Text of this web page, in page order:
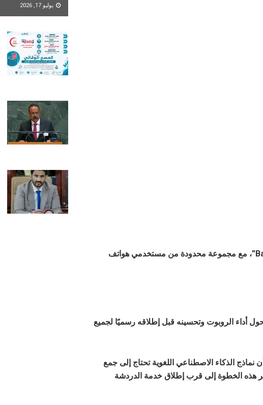
أعلنت شركة Google عن بدء اختبار روبوت الدردشة الجديد “Bard”، مع مجموعة محدودة من مستخدمي هواتف
أداء الروبوت وتحسينه قبل إطلاقه رسميًا لجميع
الذكاء الاصطناعي اللغوية تحتاج إلى جمع
هذه الخطوة إلى قرب إطلاق خدمة الدردشة
يوليو 17, 2026